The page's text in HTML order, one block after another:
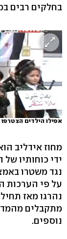
בחלקים רבים
אפילו הילדים
מחוז אידליב
ידי כוחותיו של
נגד משטרו
נהרגו מאז
מתקבלים
נוספים.